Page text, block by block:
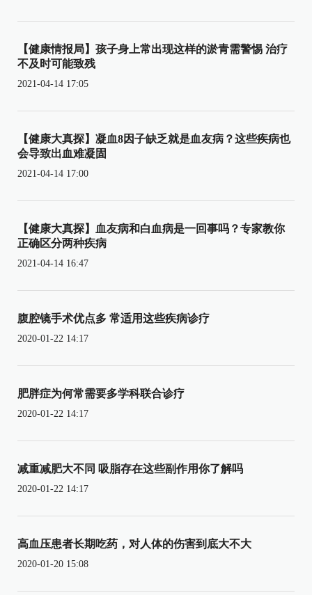
【健康情报局】孩子身上常出现这样的淤青需警惕 治疗
不及时可能致残
2021-04-14 17:05
【健康大真探】凝血8因子缺乏就是血友病？这些疾病也
会导致出血难凝固
2021-04-14 17:00
【健康大真探】血友病和白血病是一回事吗？专家教你
正确区分两种疾病
2021-04-14 16:47
腹腔镜手术优点多 常适用这些疾病诊疗
2020-01-22 14:17
肥胖症为何常需要多学科联合诊疗
2020-01-22 14:17
减重减肥大不同 吸脂存在这些副作用你了解吗
2020-01-22 14:17
高血压患者长期吃药，对人体的伤害到底大不大
2020-01-20 15:08